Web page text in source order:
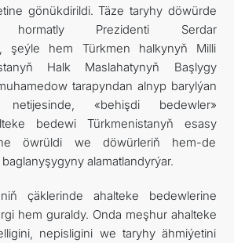
gönükdirildi. Täze taryhy döwürde
hormatly Prezidenti Serdar
şeýle hem Türkmen halkynyň Milli
Halk Maslahatynyň Başlygy
tarapyndan alnyp barylýan
«behişdi bedewler»
bedewi Türkmenistanyň esasy
öwrüldi we döwürleriň hem-de
alamatlandyrýar.
çäklerinde ahalteke bedewlerine
hem guraldy. Onda meşhur ahalteke
nepisligini we taryhy ähmiýetini